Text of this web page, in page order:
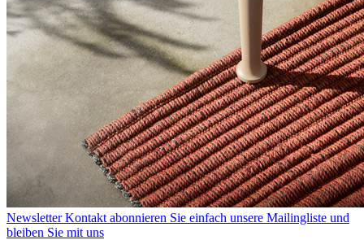
Newsletter Kontakt abonnieren Sie einfach unsere Mailingliste und
bleiben Sie mit uns